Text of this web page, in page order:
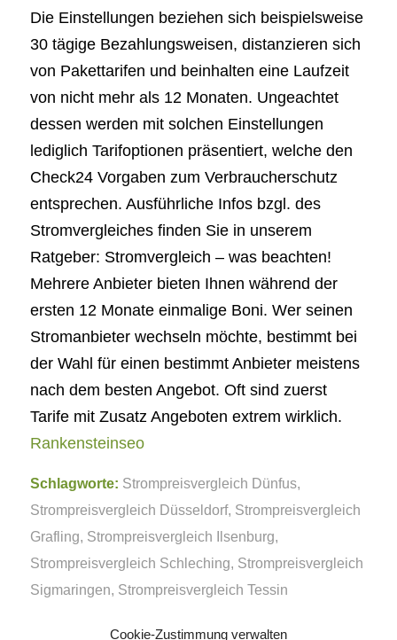
Cookie-Zustimmung verwalten
Die Einstellungen beziehen sich beispielsweise
30 tägige Bezahlungsweisen, distanzieren sich
von Pakettarifen und beinhalten eine Laufzeit
von nicht mehr als 12 Monaten. Ungeachtet
dessen werden mit solchen Einstellungen
lediglich Tarifoptionen präsentiert, welche den
Check24 Vorgaben zum Verbraucherschutz
entsprechen. Ausführliche Infos bzgl. des
Stromvergleiches finden Sie in unserem
Ratgeber: Stromvergleich – was beachten!
Mehrere Anbieter bieten Ihnen während der
ersten 12 Monate einmalige Boni. Wer seinen
Stromanbieter wechseln möchte, bestimmt bei
der Wahl für einen bestimmt Anbieter meistens
nach dem besten Angebot. Oft sind zuerst
Tarife mit Zusatz Angeboten extrem wirklich.
Rankensteinseo
Schlagworte: Strompreisvergleich Dünfus,
Strompreisvergleich Düsseldorf, Strompreisvergleich
Grafling, Strompreisvergleich Ilsenburg,
Strompreisvergleich Schleching, Strompreisvergleich
Sigmaringen, Strompreisvergleich Tessin